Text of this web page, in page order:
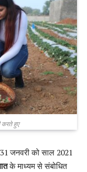
करते हुए
31 जनवरी को साल 2021
के माध्यम से संबोधित